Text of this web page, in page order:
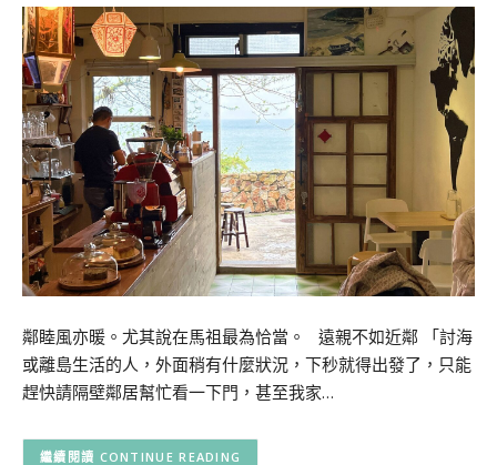
鄰睦風亦暖。尤其說在馬祖最為恰當。 遠親不如近鄰 「討海
或離島生活的人，外面稍有什麼狀況，下秒就得出發了，只能
趕快請隔壁鄰居幫忙看一下門，甚至我家…
CONTINUE READING